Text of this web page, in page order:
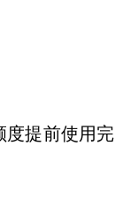
度提前使用完